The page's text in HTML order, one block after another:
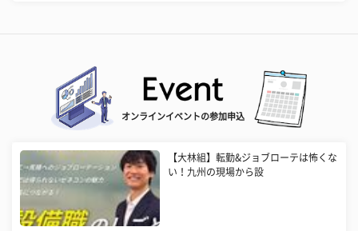
オンラインイベントの参加申込
【大林組】転勤&ジョブローテは怖くな
い！九州の現場から設